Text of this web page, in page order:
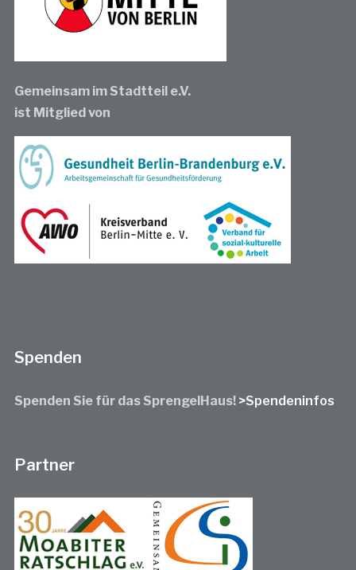
Gemeinsam im Stadtteil e.V.
ist Mitglied von
Spenden
Spenden Sie für das SprengelHaus! >Spendeninfos
Partner